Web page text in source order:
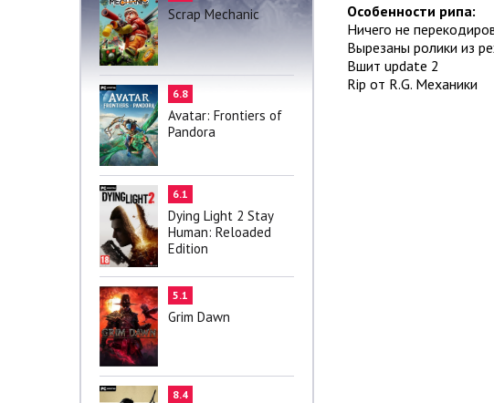
Scrap Mechanic
6.8
Avatar: Frontiers of
Pandora
6.1
Dying Light 2 Stay
Human: Reloaded
Edition
5.1
Grim Dawn
8.4
Особенности рипа:
Ничего не
Вырезаны ролики из
Вшит update 2
Rip от R.G. Механики